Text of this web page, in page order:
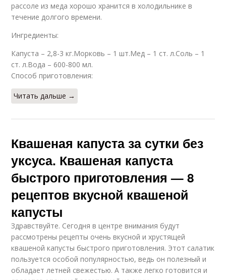
рассоле из меда хорошо хранится в холодильнике в
течение долгого времени.
Ингредиенты:
Капуста – 2,8-3 кг.Морковь – 1 шт.Мед – 1 ст. л.Соль – 1
ст. л.Вода – 600-800 мл.
Способ приготовления:
Читать дальше →
Квашеная капуста за сутки без
уксуса. Квашеная капуста
быстрого приготовления — 8
рецептов вкусной квашеной
капусты
Здравствуйте. Сегодня в центре внимания будут
рассмотрены рецепты очень вкусной и хрустящей
квашеной капусты быстрого приготовления. Этот салатик
пользуется особой популярностью, ведь он полезный и
обладает летней свежестью. А также легко готовится и